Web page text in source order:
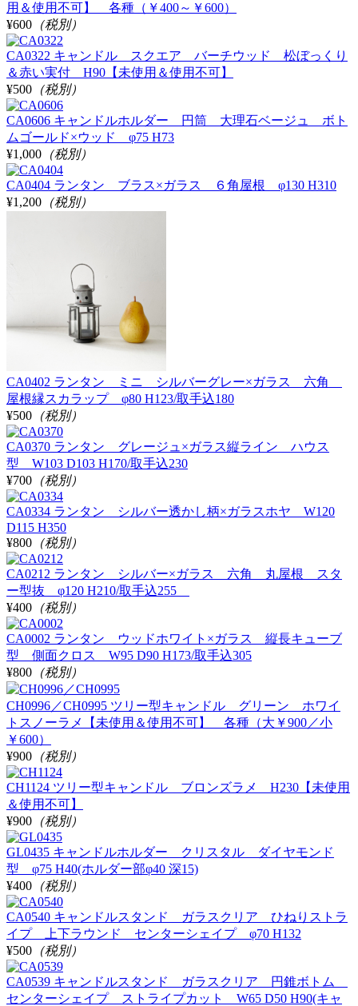
用＆使用不可】 各種（￥400～￥600）
¥600 （税別）
CA0322 キャンドル スクエア バーチウッド 松ぼっくり
＆赤い実付 H90【未使用＆使用不可】
¥500 （税別）
CA0606 キャンドルホルダー 円筒 大理石ベージュ ボト
ムゴールド×ウッド φ75 H73
¥1,000 （税別）
CA0404 ランタン ブラス×ガラス ６角屋根 φ130 H310
¥1,200 （税別）
CA0402 ランタン ミニ シルバーグレー×ガラス 六角
屋根縁スカラップ φ80 H123/取手込180
¥500 （税別）
CA0370 ランタン グレージュ×ガラス縦ライン ハウス
型 W103 D103 H170/取手込230
¥700 （税別）
CA0334 ランタン シルバー透かし柄×ガラスホヤ W120
D115 H350
¥800 （税別）
CA0212 ランタン シルバー×ガラス 六角 丸屋根 スタ
ー型抜 φ120 H210/取手込255
¥400 （税別）
CA0002 ランタン ウッドホワイト×ガラス 縦長キューブ
型 側面クロス W95 D90 H173/取手込305
¥800 （税別）
CH0996／CH0995 ツリー型キャンドル グリーン ホワイ
トスノーラメ【未使用＆使用不可】 各種（大￥900／小
￥600）
¥900 （税別）
CH1124 ツリー型キャンドル ブロンズラメ H230【未使用
＆使用不可】
¥900 （税別）
GL0435 キャンドルホルダー クリスタル ダイヤモンド
型 φ75 H40(ホルダー部φ40 深15)
¥400 （税別）
CA0540 キャンドルスタンド ガラスクリア ひねりストラ
イプ 上下ラウンド センターシェイプ φ70 H132
¥500 （税別）
CA0539 キャンドルスタンド ガラスクリア 円錐ボトム
センターシェイプ ストライプカット W65 D50 H90(キャ